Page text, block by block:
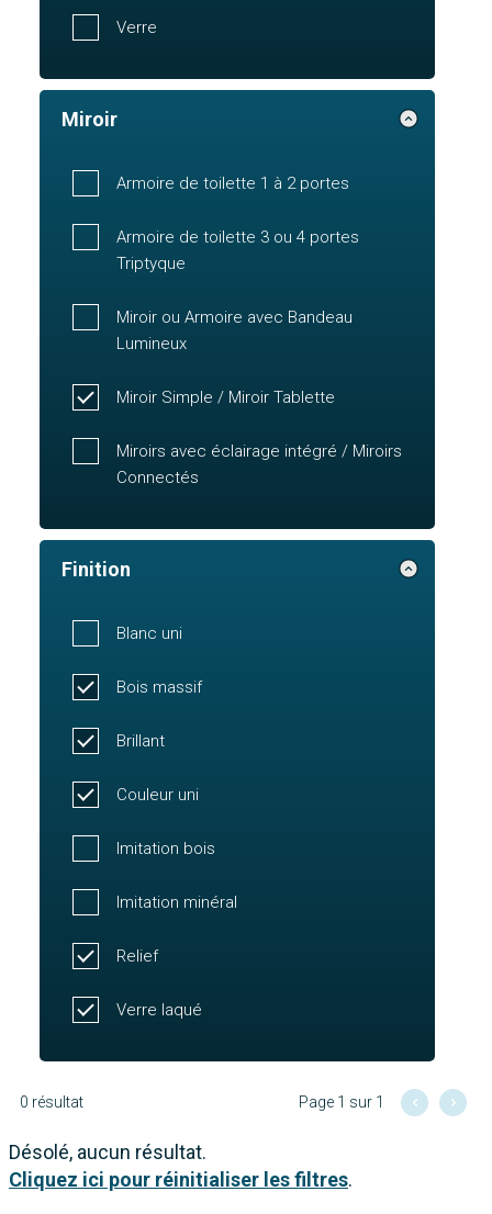
Verre
Miroir
Armoire de toilette 1 à 2 portes
Armoire de toilette 3 ou 4 portes
Triptyque
Miroir ou Armoire avec Bandeau
Lumineux
Miroir Simple / Miroir Tablette
Miroirs avec éclairage intégré / Miroirs
Connectés
Finition
Blanc uni
Bois massif
Brillant
Couleur uni
Imitation bois
Imitation minéral
Relief
Verre laqué
0 résultat Page 1 sur 1
Désolé, aucun résultat.
Cliquez ici pour réinitialiser les filtres.